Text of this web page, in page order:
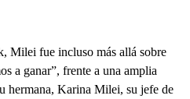
Milei fue incluso más allá sobre
a ganar”, frente a una amplia
hermana, Karina Milei, su jefe de